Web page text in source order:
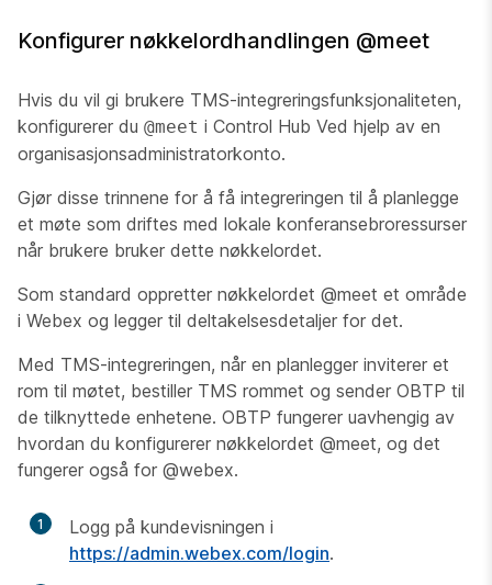
Konfigurer nøkkelordhandlingen @meet
Hvis du vil gi brukere TMS-integreringsfunksjonaliteten,
konfigurerer du @meet i Control Hub Ved hjelp av en
organisasjonsadministratorkonto.
Gjør disse trinnene for å få integreringen til å planlegge
et møte som driftes med lokale konferansebroressurser
når brukere bruker dette nøkkelordet.
Som standard oppretter nøkkelordet @meet et område
i Webex og legger til deltakelsesdetaljer for det.
Med TMS-integreringen, når en planlegger inviterer et
rom til møtet, bestiller TMS rommet og sender OBTP til
de tilknyttede enhetene. OBTP fungerer uavhengig av
hvordan du konfigurerer nøkkelordet @meet, og det
fungerer også for @webex.
1
Logg på kundevisningen i
https://admin.webex.com/login.